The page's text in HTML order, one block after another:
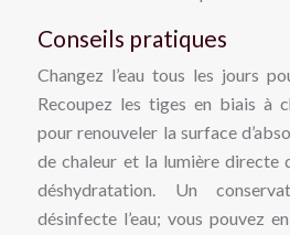
Conseils pratiques
Changez l’eau tous les jours
Recoupez les tiges en biais à
pour renouveler la surface
de chaleur et la lumière directe
déshydratation. Un
désinfecte l’eau; vous pouvez